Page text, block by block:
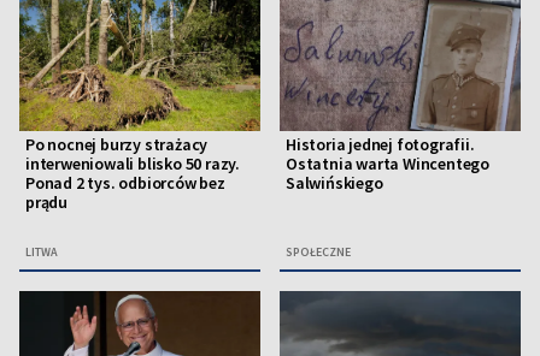
Po nocnej burzy strażacy
interweniowali blisko 50 razy.
Ponad 2 tys. odbiorców bez
prądu
LITWA
Historia jednej fotografii.
Ostatnia warta Wincentego
Salwińskiego
SPOŁECZNE